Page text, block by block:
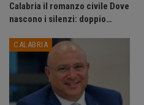
Calabria il romanzo civile Dove
nascono i silenzi: doppio…
CALABRIA